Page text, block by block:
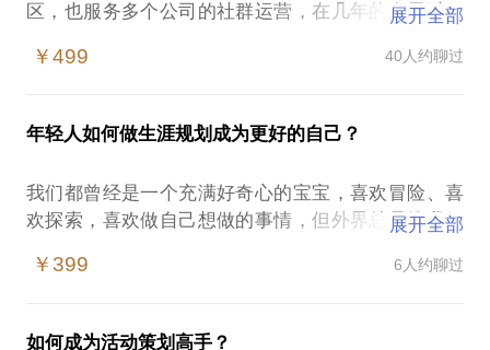
区，也服务多个公司的社群运营，在几年的发展过程
决方案。无论是初创企业还是大型企业，社区营造与
社群到底是什么？
互联网工具的应用；
众筹与众包如何发挥群体的创造力与智慧；
社区营造对一个企业的重要性；
什么社群运营可以加速企业的创新？
展开全部
￥499 40人约聊过
年轻人如何做生涯规划成为更好的自己？
我们都曾经是一个充满好奇心的宝宝，喜欢冒险、喜
欢探索，喜欢做自己想做的事情，但外界总是给我们
为一个受束缚的人。2013年的下半年，我重新思考人
关系，希望重新去构建一种全新的生活方式。在2年半
展开全部
￥399 6人约聊过
如何成为活动策划高手？